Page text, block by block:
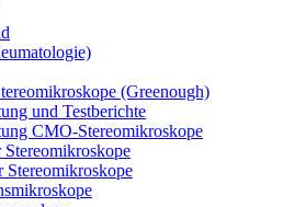
(Greenough)
und Testberichte
CMO-Stereomikroskope
Stereomikroskope
Stereomikroskope